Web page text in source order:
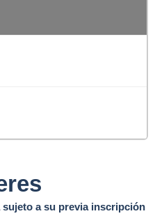
a su previa inscripción